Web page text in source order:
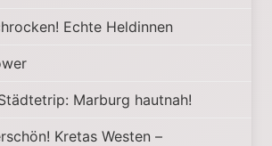
Echte Heldinnen
Marburg hautnah!
Kretas Westen –